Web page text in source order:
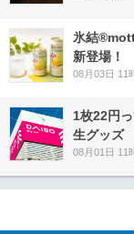
氷結
新登場！
08月03日 11
1枚22円
生グッズ
08月01日 11